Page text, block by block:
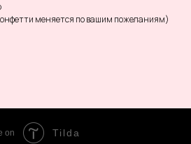
меняется по вашим пожеланиям)
on Tilda